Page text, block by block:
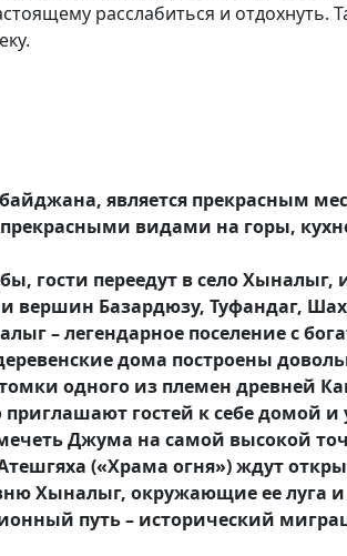
расслабиться и отдохнуть.
является прекрасным
видами на горы,
гости переедут в село
вершин Базардюзу, Туфандаг,
– легендарное поселение с
дома построены
одного из племен древней
приглашают гостей к себе
Джума на самой высокой
(«Храма огня») ждут
Хыналыг, окружающие ее
путь – исторический